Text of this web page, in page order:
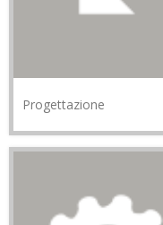
Progettazione